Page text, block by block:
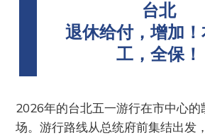
台北
退休给付，增加
工，全保！
2026年的台北五一游行在市中心的
场。游行路线从总统府前集结出发